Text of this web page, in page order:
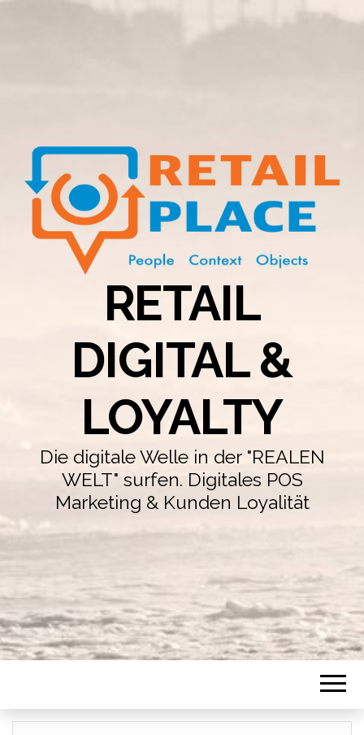
RETAIL
DIGITAL &
LOYALTY
Die digitale Welle in der "REALEN
WELT" surfen. Digitales POS
Marketing & Kunden Loyalität